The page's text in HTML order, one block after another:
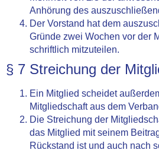
Anhörung des
Der Vorstand hat dem
Gründe zwei Wochen vor der
schriftlich mitzuteilen.
§ 7 Streichung der
Ein Mitglied scheidet
Mitgliedschaft aus dem
Die Streichung der
das Mitglied mit seinem
Rückstand ist und auch nach